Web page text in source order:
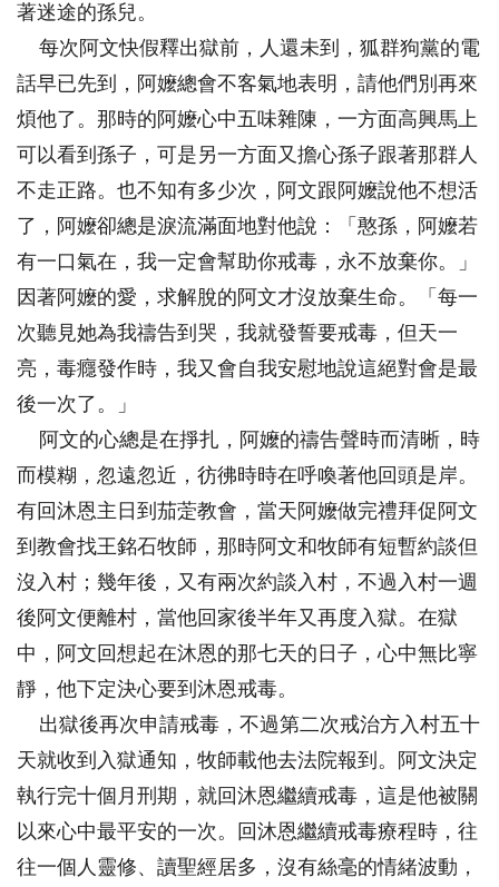
著迷途的孫兒。
每次阿文快假釋出獄前，人還未到，狐群狗黨的電
話早已先到，阿嬤總會不客氣地表明，請他們別再來
煩他了。那時的阿嬤心中五味雜陳，一方面高興馬上
可以看到孫子，可是另一方面又擔心孫子跟著那群人
不走正路。也不知有多少次，阿文跟阿嬤說他不想活
了，阿嬤卻總是淚流滿面地對他說：「憨孫，阿嬤若
有一口氣在，我一定會幫助你戒毒，永不放棄你。」
因著阿嬤的愛，求解脫的阿文才沒放棄生命。「每一
次聽見她為我禱告到哭，我就發誓要戒毒，但天一
亮，毒癮發作時，我又會自我安慰地說這絕對會是最
後一次了。」
阿文的心總是在掙扎，阿嬤的禱告聲時而清晰，時
而模糊，忽遠忽近，彷彿時時在呼喚著他回頭是岸。
有回沐恩主日到茄萣教會，當天阿嬤做完禮拜促阿文
到教會找王銘石牧師，那時阿文和牧師有短暫約談但
沒入村；幾年後，又有兩次約談入村，不過入村一週
後阿文便離村，當他回家後半年又再度入獄。在獄
中，阿文回想起在沐恩的那七天的日子，心中無比寧
靜，他下定決心要到沐恩戒毒。
出獄後再次申請戒毒，不過第二次戒治方入村五十
天就收到入獄通知，牧師載他去法院報到。阿文決定
執行完十個月刑期，就回沐恩繼續戒毒，這是他被關
以來心中最平安的一次。回沐恩繼續戒毒療程時，往
往一個人靈修、讀聖經居多，沒有絲毫的情緒波動，